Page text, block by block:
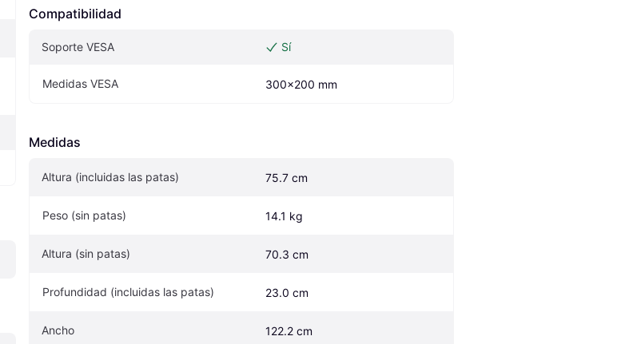
Compatibilidad
Soporte VESA Sí
Medidas VESA 300x200 mm
Medidas
Altura (incluidas las patas) 75.7 cm
Peso (sin patas) 14.1 kg
Altura (sin patas) 70.3 cm
Profundidad (incluidas las patas) 23.0 cm
Ancho 122.2 cm